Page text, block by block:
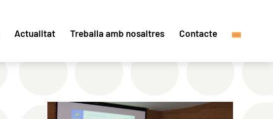
Actualitat Treballa amb nosaltres Contacte